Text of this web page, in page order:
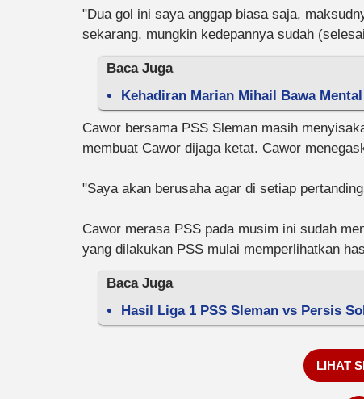
"Dua gol ini saya anggap biasa saja,
sekarang, mungkin kedepannya sudah
Baca Juga
Kehadiran Marian Mihail Bawa
Cawor bersama PSS Sleman masih
membuat Cawor dijaga ketat. Cawor
"Saya akan berusaha agar di setiap
Cawor merasa PSS pada musim ini sudah
yang dilakukan PSS mulai memperlihatkan
Baca Juga
Hasil Liga 1 PSS Sleman vs Persis
LIHAT